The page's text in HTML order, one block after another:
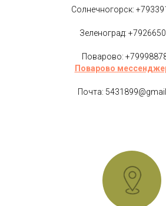
Солнечногорск:
Зеленоград:
Поварово:
Поварово
Почта: